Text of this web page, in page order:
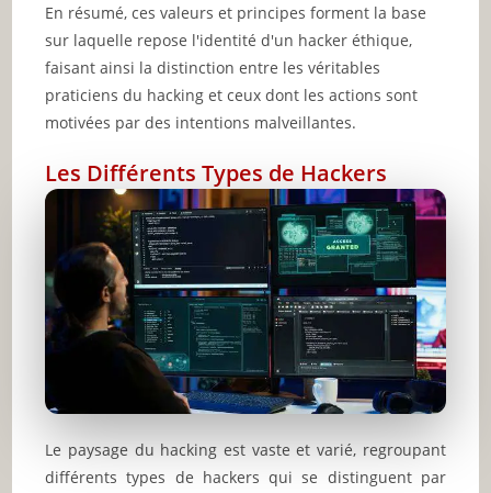
En résumé, ces valeurs et principes forment la base
sur laquelle repose l'identité d'un hacker éthique,
faisant ainsi la distinction entre les véritables
praticiens du hacking et ceux dont les actions sont
motivées par des intentions malveillantes.
Les Différents Types de Hackers
Le paysage du hacking est vaste et varié, regroupant
différents types de hackers qui se distinguent par